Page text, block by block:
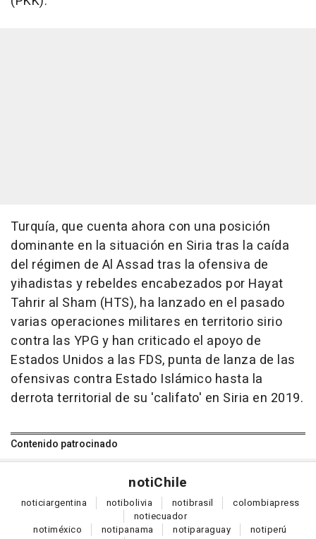
Turquía, que cuenta ahora con una posición
dominante en la situación en Siria tras la caída
del régimen de Al Assad tras la ofensiva de
yihadistas y rebeldes encabezados por Hayat
Tahrir al Sham (HTS), ha lanzado en el pasado
varias operaciones militares en territorio sirio
contra las YPG y han criticado el apoyo de
Estados Unidos a las FDS, punta de lanza de las
ofensivas contra Estado Islámico hasta la
derrota territorial de su 'califato' en Siria en 2019.
Contenido patrocinado
notiChile
noticiargentina notibolivia notibrasil colombiapress
notiecuador
notiméxico notipanama notiparaguay notiperú